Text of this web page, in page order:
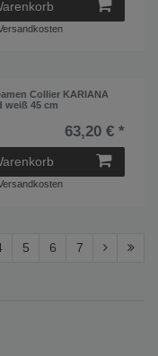
Collier KARIANA
weiß 45 cm
63,20 € *
5 6 7